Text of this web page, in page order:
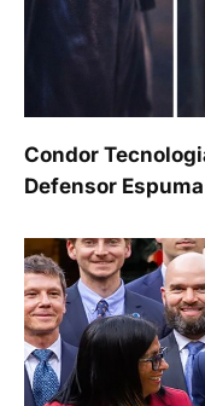
Condor
Defensor